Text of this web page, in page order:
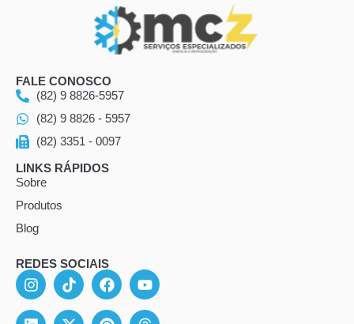
FALE CONOSCO
(82) 9 8826-5957
(82) 9 8826 - 5957
(82) 3351 - 0097
LINKS RÁPIDOS
Sobre
Produtos
Blog
REDES SOCIAIS